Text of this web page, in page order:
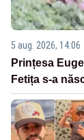
5 aug. 2026, 14:06
Prințesa
Fetița s-a